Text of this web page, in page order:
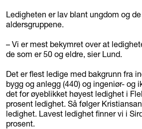
Ledigheten er lav blant ungdom og
aldersgruppene.
– Vi er mest bekymret over at
de som er 50 og eldre, sier Lund.
Det er flest ledige med bakgrunn fra
bygg og anlegg (440) og ingeniør- og
det for øyeblikket høyest ledighet i
prosent ledighet. Så følger
ledighet. Lavest ledighet finner vi i
prosent.